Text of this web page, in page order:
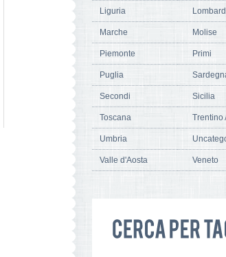
Liguria
Marche Molise
Piemonte Primi
Puglia
Secondi Sicilia
Toscana Trentino
Umbria
Valle d'Aosta Veneto